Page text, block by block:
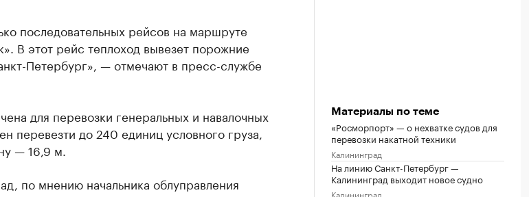
последовательных рейсов на маршруте
В этот рейс теплоход вывезет порожние
Петербург», — отмечают в пресс-службе
для перевозки генеральных и навалочных
перевезти до 240 единиц условного груза,
— 16,9 м.
по мнению начальника облуправления
Материалы по теме
«Росморпорт» — о нехватке судов для
перевозки накатной техники
Калининград
На линию Санкт-Петербург —
Калининград выходит новое судно
Калининград